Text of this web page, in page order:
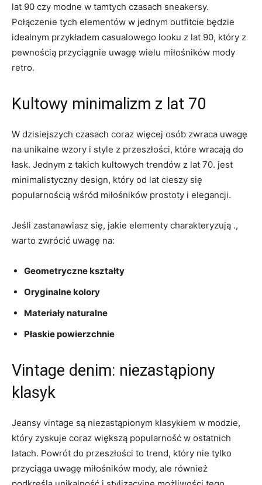
lat 90 ⁢czy modne w ‍tamtych czasach sneakersy. ​
Połączenie tych elementów w jednym⁢ outfitcie​ będzie
idealnym przykładem casualowego⁢ looku z ⁤lat⁣ 90, który z
pewnością przyciągnie‍ uwagę wielu miłośników mody
retro.
Kultowy⁢ minimalizm z ⁤lat⁤ 70
W dzisiejszych⁣ czasach ​coraz więcej osób​ zwraca uwagę
na unikalne ⁤wzory i style z przeszłości, które ‍wracają do‌
łask. Jednym⁤ z takich kultowych trendów⁣ z lat 70. jest
minimalistyczny design, który od lat cieszy się
popularnością wśród miłośników prostoty i elegancji.
Jeśli zastanawiasz ‌się, jakie elementy charakteryzują .,
warto zwrócić uwagę na:
Geometryczne⁤ kształty
Oryginalne kolory
Materiały ‌naturalne
Płaskie powierzchnie
Vintage denim: niezastąpiony
klasyk
Jeansy ​vintage są niezastąpionym klasykiem w modzie,
który⁢ zyskuje coraz większą popularność ⁤w ostatnich
latach. Powrót⁣ do przeszłości to trend, który nie tylko
przyciąga uwagę⁣ miłośników mody, ale również